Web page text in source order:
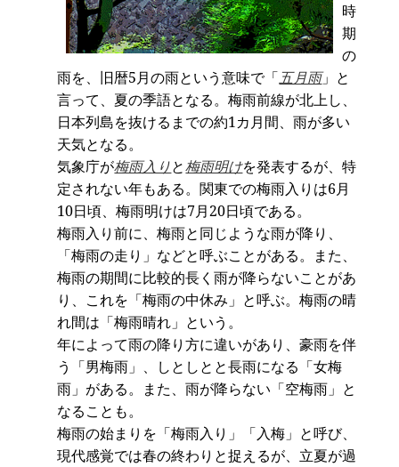
時
期
の
雨を、旧暦5月の雨という意味で「五月雨」と
言って、夏の季語となる。梅雨前線が北上し、
日本列島を抜けるまでの約1カ月間、雨が多い
天気となる。
気象庁が梅雨入りと梅雨明けを発表するが、特
定されない年もある。関東での梅雨入りは6月
10日頃、梅雨明けは7月20日頃である。
梅雨入り前に、梅雨と同じような雨が降り、
「梅雨の走り」などと呼ぶことがある。また、
梅雨の期間に比較的長く雨が降らないことがあ
り、これを「梅雨の中休み」と呼ぶ。梅雨の晴
れ間は「梅雨晴れ」という。
年によって雨の降り方に違いがあり、豪雨を伴
う「男梅雨」、しとしとと長雨になる「女梅
雨」がある。また、雨が降らない「空梅雨」と
なることも。
梅雨の始まりを「梅雨入り」「入梅」と呼び、
現代感覚では春の終わりと捉えるが、立夏が過